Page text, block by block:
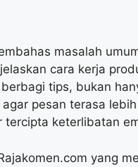
masalah
cara kerja
tips, bukan
pesan terasa
keterlibatan
yang